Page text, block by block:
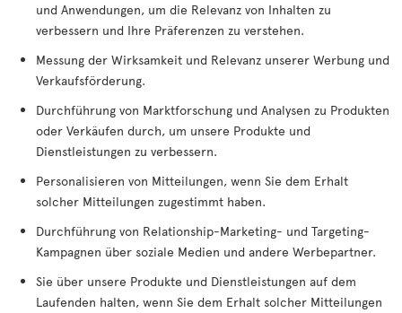
und Anwendungen, um die Relevanz von Inhalten zu
verbessern und Ihre Präferenzen zu verstehen.
Messung der Wirksamkeit und Relevanz unserer Werbung und
Verkaufsförderung.
Durchführung von Marktforschung und Analysen zu Produkten
oder Verkäufen durch, um unsere Produkte und
Dienstleistungen zu verbessern.
Personalisieren von Mitteilungen, wenn Sie dem Erhalt
solcher Mitteilungen zugestimmt haben.
Durchführung von Relationship-Marketing- und Targeting-
Kampagnen über soziale Medien und andere Werbepartner.
Sie über unsere Produkte und Dienstleistungen auf dem
Laufenden halten, wenn Sie dem Erhalt solcher Mitteilungen